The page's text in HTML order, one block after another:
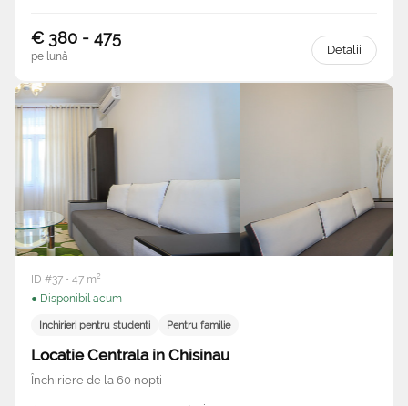
€ 380 - 475
pe lună Detalii
ID #37 • 47 m²
● Disponibil acum
Inchirieri pentru studenti Pentru familie
Locatie Centrala in Chisinau
Închiriere de la 60 nopți